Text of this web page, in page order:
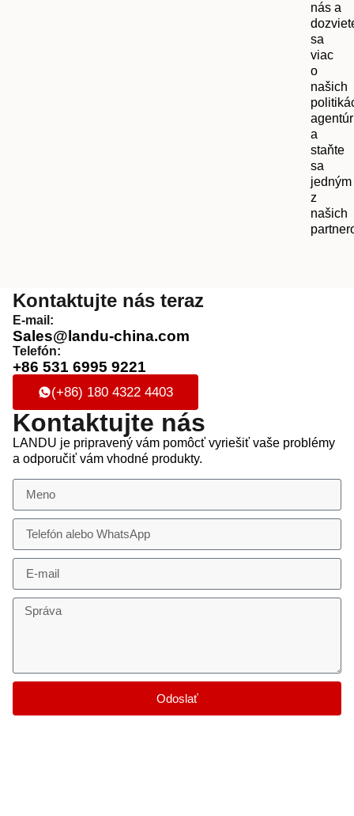
nás a
sa
viac
o
našich
agentúr
a
staňte
sa
jedným
z
našich
Kontaktujte nás teraz
E-mail:
Sales@landu-china.com
Telefón:
+86 531 6995 9221
(+86) 180 4322 4403
Kontaktujte nás
LANDU je pripravený vám pomôcť vyriešiť vaše problémy
a odporučiť vám vhodné produkty.
Odoslať